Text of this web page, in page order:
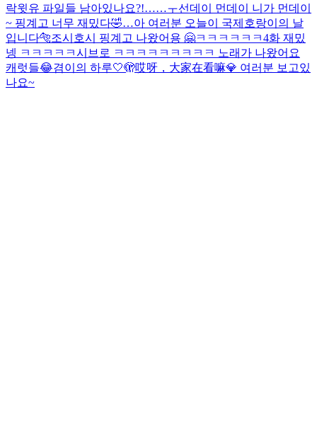
락윗유 파일들 남아있나요?!……ㅜ선데이 먼데이 니가 먼데이
~ 핑계고 너무 재밌다🤣…아 여러분 오늘이 국제호랑이의 날
입니다🐅조시호시 핑계고 나왔어용 🤗ㅋㅋㅋㅋㅋㅋ4화 재밌
넹 ㅋㅋㅋㅋㅋ시브로 ㅋㅋㅋㅋㅋㅋㅋㅋㅋ 노래가 나왔어요
캐럿들😂겸이의 하루🤍🫣哎呀，大家在看嘛💎 여러분 보고있
나요~